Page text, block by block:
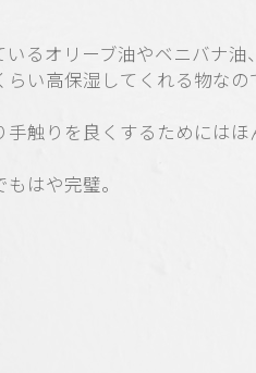
いるオリーブ油やベニバナ油
い高保湿してくれる物なの
触りを良くするためにはほ
はや完璧。